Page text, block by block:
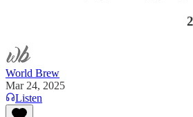
World Brew
Mar 24, 2025
Listen